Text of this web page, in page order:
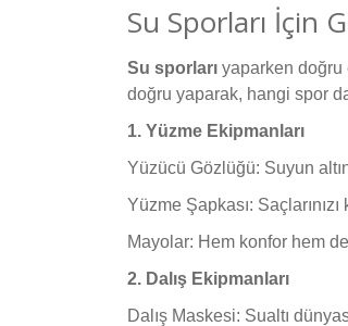
Su Sporları İçin
Su sporları yaparken doğru
doğru yaparak, hangi spor
1. Yüzme Ekipmanları
Yüzücü Gözlüğü: Suyun
Yüzme Şapkası:
Mayolar: Hem konfor hem
2. Dalış Ekipmanları
Dalış Maskesi: Sualtı